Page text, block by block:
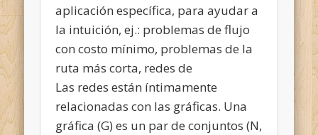
aplicación específica, para ayudar a
la intuición, ej.: problemas de flujo
con costo mínimo, problemas de la
ruta más corta, redes de
Las redes están íntimamente
relacionadas con las gráficas. Una
gráfica (G) es un par de conjuntos (N,